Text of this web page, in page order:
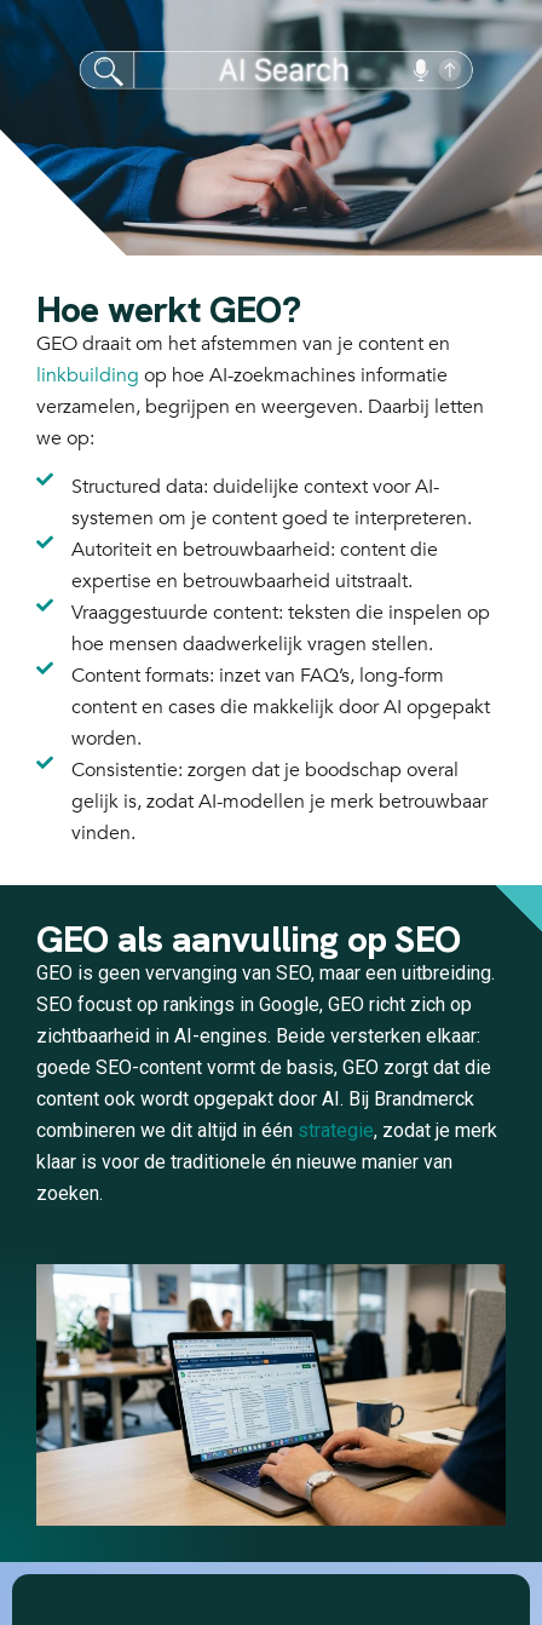
Hoe werkt GEO?
GEO draait om het afstemmen van je content en
linkbuilding op hoe AI-zoekmachines informatie
verzamelen, begrijpen en weergeven. Daarbij letten
we op:
Structured data: duidelijke context voor AI-
systemen om je content goed te interpreteren.
Autoriteit en betrouwbaarheid: content die
expertise en betrouwbaarheid uitstraalt.
Vraaggestuurde content: teksten die inspelen op
hoe mensen daadwerkelijk vragen stellen.
Content formats: inzet van FAQ’s, long-form
content en cases die makkelijk door AI opgepakt
worden.
Consistentie: zorgen dat je boodschap overal
gelijk is, zodat AI-modellen je merk betrouwbaar
vinden.
GEO als aanvulling op SEO
GEO is geen vervanging van SEO, maar een uitbreiding.
SEO focust op rankings in Google, GEO richt zich op
zichtbaarheid in AI-engines. Beide versterken elkaar:
goede SEO-content vormt de basis, GEO zorgt dat die
content ook wordt opgepakt door AI. Bij Brandmerck
combineren we dit altijd in één strategie, zodat je merk
klaar is voor de traditionele én nieuwe manier van
zoeken.